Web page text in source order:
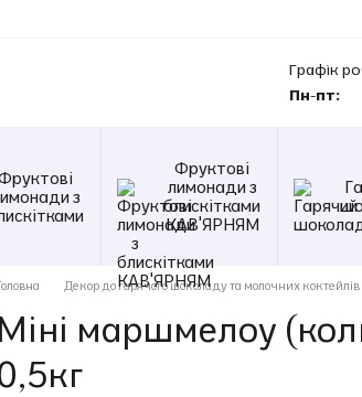
Графік
Пн-пт:
з
Фруктові
лимонади з
блискітками
КАВ'ЯРНЯМ
Декор до гарячого шоколаду та молочних коктейлів
Міні маршмелоу